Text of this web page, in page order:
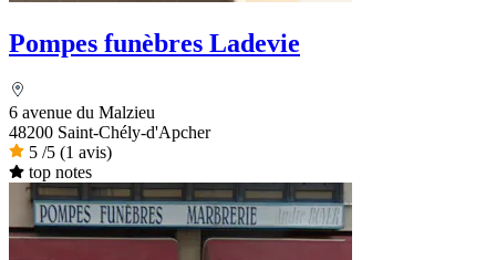
Pompes funèbres Ladevie
6 avenue du Malzieu
48200 Saint-Chély-d'Apcher
5 /5 (1 avis)
top notes